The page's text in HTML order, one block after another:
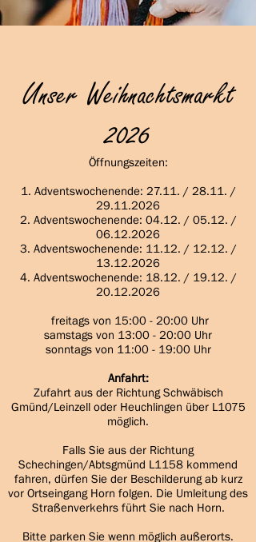
Unser Weihnachtsmarkt
2026
Öffnungszeiten:
1. Adventswochenende: 27.11. / 28.11. /
29.11.2026
2. Adventswochenende: 04.12. / 05.12. /
06.12.2026
3. Adventswochenende: 11.12. / 12.12. /
13.12.2026
4. Adventswochenende: 18.12. / 19.12. /
20.12.2026
freitags von 15:00 - 20:00 Uhr
samstags von 13:00 - 20:00 Uhr
sonntags von 11:00 - 19:00 Uhr
Anfahrt:
Zufahrt aus der Richtung Schwäbisch
Gmünd/Leinzell oder Heuchlingen über L1075
möglich.
Falls Sie aus der Richtung
Schechingen/Abtsgmünd L1158 kommend
fahren, dürfen Sie der Beschilderung ab kurz
vor Ortseingang Horn folgen. Die Umleitung des
Straßenverkehrs führt Sie nach Horn.
Bitte parken Sie wenn möglich außerorts.